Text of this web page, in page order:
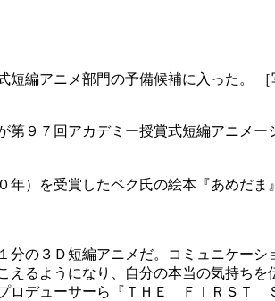
短編アニメ部門の予備候補に入った。
９７回アカデミー授賞式短編アニメー
）を受賞したペク氏の絵本『あめだま
の３Ｄ短編アニメだ。コミュニケー
るようになり、自分の本当の気持ちを
ロデューサーら『ＴＨＥ ＦＩＲＳＴ